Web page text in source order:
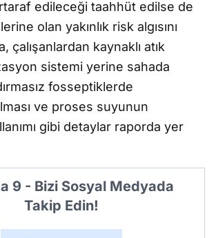
edileceği taahhüt edilse de
olan yakınlık risk algısını
çalışanlardan kaynaklı atık
sistemi yerine sahada
fosseptiklerde
ve proses suyunun
gibi detaylar raporda yer
9 - Bizi Sosyal Medyada
Takip Edin!